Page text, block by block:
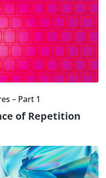
– Part 1
of Repetition